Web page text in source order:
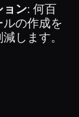
ョン: 何百
の作成を
します。